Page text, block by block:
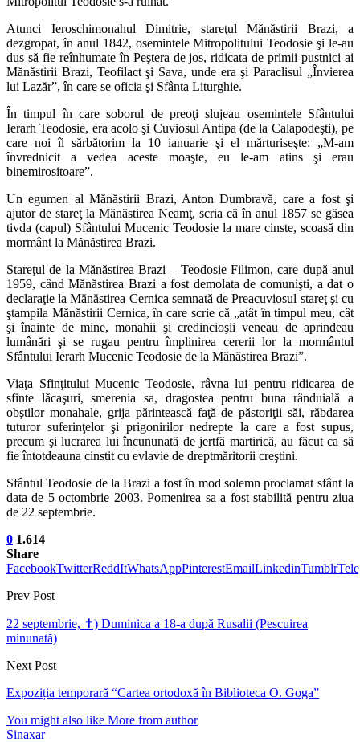
Atunci Ieroschimonahul Dimitrie, stareţul Mănăstirii Brazi, a
dezgropat, în anul 1842, osemintele Mitropolitului Teodosie şi le-au
dus să fie reînhumate în Peştera de jos, ridicata de primii pustnici ai
Mănăstirii Brazi, Teofilact şi Sava, unde era şi Paraclisul „Învierea
lui Lazăr”, în care se oficia şi Sfânta Liturghie.
În timpul în care soborul de preoţi slujeau osemintele Sfântului
Ierarh Teodosie, era acolo şi Cuviosul Antipa (de la Calapodeşti), pe
care noi îl sărbătorim la 10 ianuarie şi el mărturiseşte: „M-am
învrednicit a vedea aceste moaşte, eu le-am atins şi erau
binemirositoare”.
Un egumen al Mănăstirii Brazi, Anton Dumbravă, care a fost şi
ajutor de stareţ la Mănăstirea Neamţ, scria că în anul 1857 se găsea
tivda (capul) Sfântului Mucenic Teodosie la mare cinste, scoasă din
mormânt la Mănăstirea Brazi.
Stareţul de la Mănăstirea Brazi – Teodosie Filimon, care după anul
1959, când Mănăstirea Brazi a fost demolata de comunişti, a dat o
declaraţie la Mănăstirea Cernica semnată de Preacuviosul stareţ şi cu
ştampila Mănăstirii Cernica, în care scrie că „atât în timpul meu, cât
şi înainte de mine, monahii şi credincioşii veneau de aprindeau
lumânări şi se rugau pentru împlinirea cererii lor la mormântul
Sfântului Ierarh Mucenic Teodosie de la Mănăstirea Brazi”.
Viaţa Sfinţitului Mucenic Teodosie, râvna lui pentru ridicarea de
sfinte lăcaşuri, smerenia sa, dragostea pentru buna rânduială a
obştilor monahale, grija părintească faţă de păstoriţii săi, răbdarea
tuturor suferinţelor şi prigonirilor nedrepte la care a fost supus,
precum şi lucrarea lui încununată de jertfă martirică, au făcut ca să
fie întotdeauna cinstit cu evlavie de dreptmăritorii creştini.
Sfântul Teodosie de la Brazi a fost în mod solemn proclamat sfânt la
data de 5 octombrie 2003. Pomenirea sa a fost stabilită pentru ziua
de 22 septembrie.
0 1.614
Share
FacebookTwitterReddItWhatsAppPinterestEmailLinkedinTumblr
Prev Post
22 septembrie, ✝) Duminica a 18-a după Rusalii (Pescuirea
minunată)
Next Post
Expoziția temporară “Cartea ortodoxă în Biblioteca O. Goga”
You might also like More from author
Sinaxar